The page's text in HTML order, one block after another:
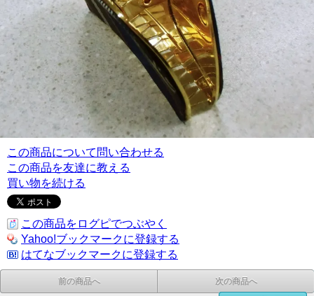
この商品について問い合わせる
この商品を友達に教える
買い物を続ける
この商品をログピでつぶやく
Yahoo!ブックマークに登録する
はてなブックマークに登録する
前の商品へ 次の商品へ